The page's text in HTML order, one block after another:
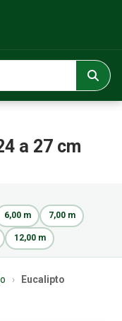
a 27 cm
6,00 m 7,00 m
12,00 m
›
Eucalipto